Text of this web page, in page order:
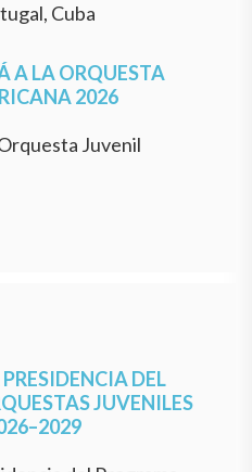
Cuba
A LA ORQUESTA
2026
Juvenil
DEL
JUVENILES